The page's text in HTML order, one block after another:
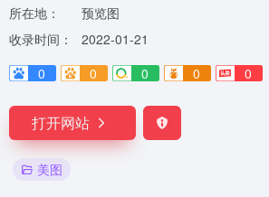
所在地：
预览图
收录时间：
2022-01-21
0
0 0 0 0
打开网站
美图